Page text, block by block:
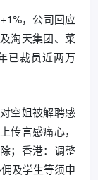
，公司回应
淘天集团、菜
已裁员近两万
空姐被解聘感
传言感痛心，
；香港：调整
及学生等须申